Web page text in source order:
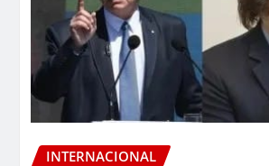
INTERNACIONAL